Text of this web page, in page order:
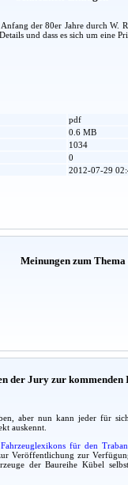
der 80er Jahre durch W.
und dass es sich um eine
pdf
0.6 MB
1034
0
2012-07-29
Meinungen zum Thema
der Jury zur
aber nun kann jeder für
auskennt.
Fahrzeuglexikons für den
Veröffentlichung zur
der Baureihe Kübel